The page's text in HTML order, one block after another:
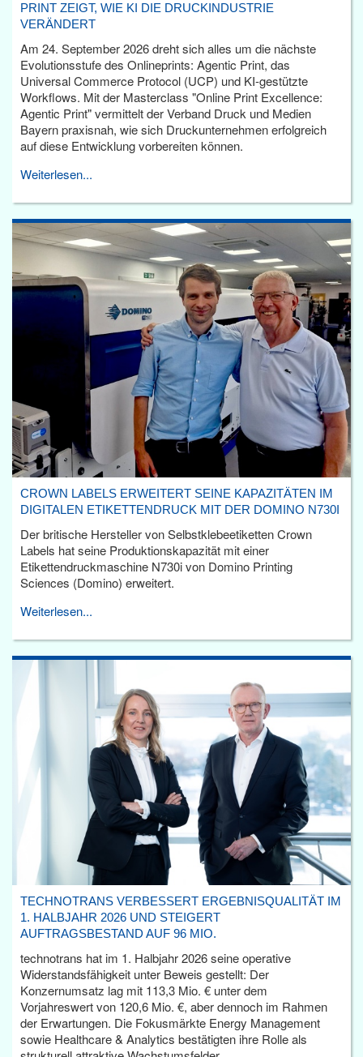
PRINT ZEIGT, WIE KI DIE DRUCKINDUSTRIE
VERÄNDERT
Am 24. September 2026 dreht sich alles um die nächste
Evolutionsstufe des Onlineprints: Agentic Print, das
Universal Commerce Protocol (UCP) und KI-gestützte
Workflows. Mit der Masterclass "Online Print Excellence:
Agentic Print" vermittelt der Verband Druck und Medien
Bayern praxisnah, wie sich Druckunternehmen erfolgreich
auf diese Entwicklung vorbereiten können.
Weiterlesen...
CROWN LABELS ERWEITERT SEINE KAPAZITÄTEN IM
DIGITALEN ETIKETTENDRUCK MIT DER DOMINO N730I
Der britische Hersteller von Selbstklebeetiketten Crown
Labels hat seine Produktionskapazität mit einer
Etikettendruckmaschine N730i von Domino Printing
Sciences (Domino) erweitert.
Weiterlesen...
TECHNOTRANS VERBESSERT ERGEBNISQUALITÄT IM
1. HALBJAHR 2026 UND STEIGERT
AUFTRAGSBESTAND AUF 96 MIO.
technotrans hat im 1. Halbjahr 2026 seine operative
Widerstandsfähigkeit unter Beweis gestellt: Der
Konzernumsatz lag mit 113,3 Mio. € unter dem
Vorjahreswert von 120,6 Mio. €, aber dennoch im Rahmen
der Erwartungen. Die Fokusmärkte Energy Management
sowie Healthcare & Analytics bestätigten ihre Rolle als